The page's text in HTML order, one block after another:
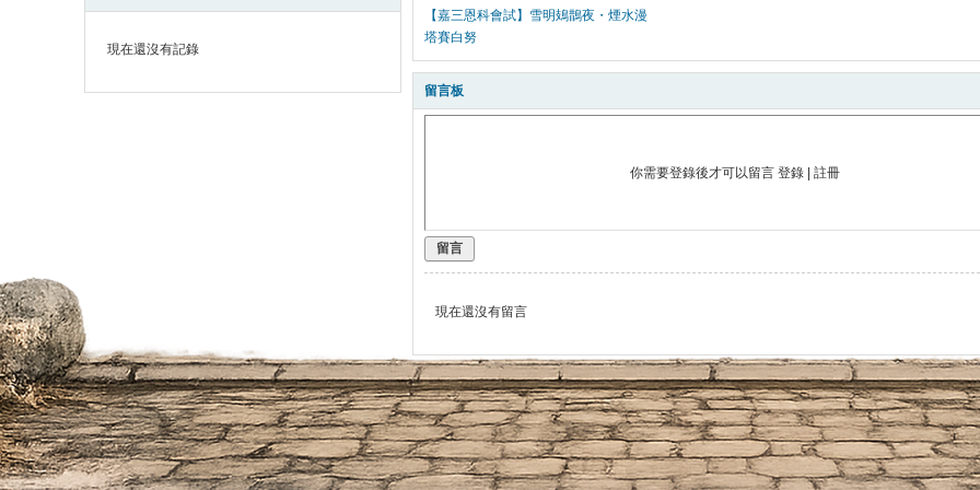
現在還沒有記錄
【嘉三恩科會試】雪明鳷鵲夜・煙水漫
塔賽白努
留言板
你需要登錄後才可以留言 登錄 註冊
留言
現在還沒有留言